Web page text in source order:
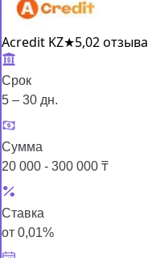
Acredit KZ★5,02 отзыва
Срок
5 – 30 дн.
Сумма
20 000 - 300 000 ₸
Ставка
от 0,01%